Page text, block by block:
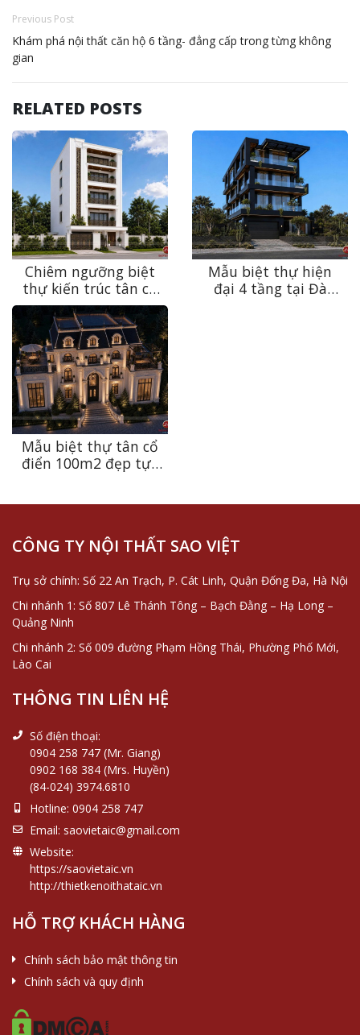
Previous Post
Khám phá nội thất căn hộ 6 tầng- đẳng cấp trong từng không
gian
RELATED POSTS
Chiêm ngưỡng biệt
thự kiến trúc tân cổ
điển sang trọng, bền
vững theo thời gian
tại Ninh Bình
Mẫu biệt thự hiện
đại 4 tầng tại Đà
Mẫu biệt thự tân cổ
điển 100m2 đẹp tựa
CÔNG TY NỘI THẤT SAO VIỆT
Trụ sở chính: Số 22 An Trạch, P. Cát Linh, Quận Đống Đa, Hà Nội
Chi nhánh 1: Số 807 Lê Thánh Tông – Bạch Đằng – Hạ Long –
Quảng Ninh
Chi nhánh 2: Số 009 đường Phạm Hồng Thái, Phường Phố Mới,
Lào Cai
THÔNG TIN LIÊN HỆ
Số điện thoại:
0904 258 747 (Mr. Giang)
0902 168 384 (Mrs. Huyền)
(84-024) 3974.6810
Hotline: 0904 258 747
Email: saovietaic@gmail.com
Website:
https://saovietaic.vn
http://thietkenoithataic.vn
HỖ TRỢ KHÁCH HÀNG
Chính sách bảo mật thông tin
Chính sách và quy định